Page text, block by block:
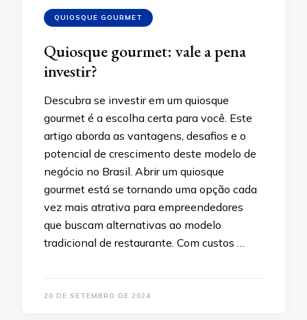
QUIOSQUE GOURMET
Quiosque gourmet: vale a pena
investir?
Descubra se investir em um quiosque
gourmet é a escolha certa para você. Este
artigo aborda as vantagens, desafios e o
potencial de crescimento deste modelo de
negócio no Brasil. Abrir um quiosque
gourmet está se tornando uma opção cada
vez mais atrativa para empreendedores
que buscam alternativas ao modelo
tradicional de restaurante. Com custos …
20 DE SETEMBRO DE 2024